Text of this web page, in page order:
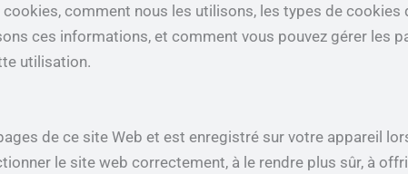
comment nous les utilisons, les types de
ces informations, et comment vous pouvez gérer les
utilisation.
de ce site Web et est enregistré sur votre appareil
le site web correctement, à le rendre plus sûr, à